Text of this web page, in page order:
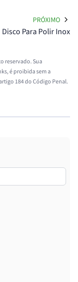
PRÓXIMO
Disco Para Polir Inox
reservado. Sua
é proibida sem a
184 do Código Penal.